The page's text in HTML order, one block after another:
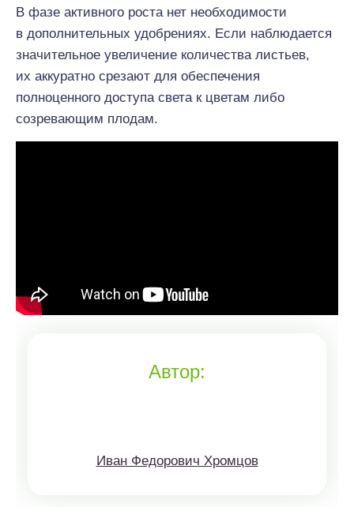
В фазе активного роста нет необходимости
в дополнительных удобрениях. Если наблюдается
значительное увеличение количества листьев,
их аккуратно срезают для обеспечения
полноценного доступа света к цветам либо
созревающим плодам.
Автор:
Иван Федорович Хромцов